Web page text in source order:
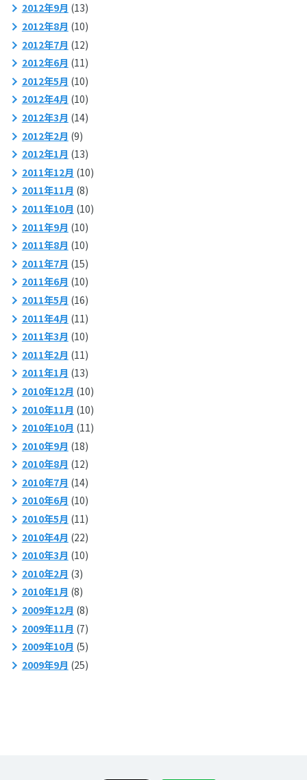
2012年9月 (13)
2012年8月 (10)
2012年7月 (12)
2012年6月 (11)
2012年5月 (10)
2012年4月 (10)
2012年3月 (14)
2012年2月 (9)
2012年1月 (13)
2011年12月 (10)
2011年11月 (8)
2011年10月 (10)
2011年9月 (10)
2011年8月 (10)
2011年7月 (15)
2011年6月 (10)
2011年5月 (16)
2011年4月 (11)
2011年3月 (10)
2011年2月 (11)
2011年1月 (13)
2010年12月 (10)
2010年11月 (10)
2010年10月 (11)
2010年9月 (18)
2010年8月 (12)
2010年7月 (14)
2010年6月 (10)
2010年5月 (11)
2010年4月 (22)
2010年3月 (10)
2010年2月 (3)
2010年1月 (8)
2009年12月 (8)
2009年11月 (7)
2009年10月 (5)
2009年9月 (25)